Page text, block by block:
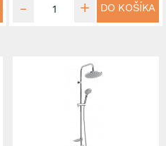
DO KOŠÍKA